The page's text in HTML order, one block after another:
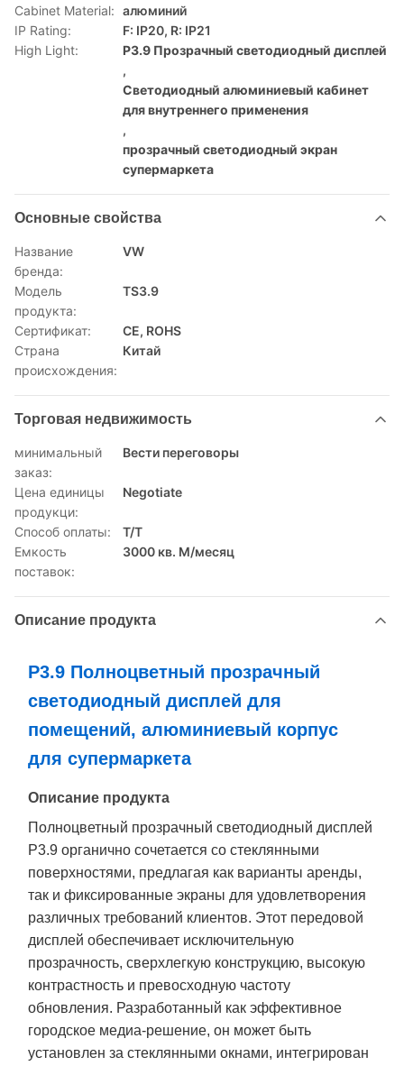
Cabinet Material: алюминий
IP Rating:
F: IP20, R: IP21
High Light:
P3.9 Прозрачный светодиодный дисплей
,
Светодиодный алюминиевый кабинет
для внутреннего применения
,
прозрачный светодиодный экран
супермаркета
Основные свойства
Название
бренда:
VW
Модель
продукта:
TS3.9
Сертификат:
CE, ROHS
Страна
происхождения:
Китай
Торговая недвижимость
минимальный
заказ:
Вести переговоры
Цена единицы
продукци:
Negotiate
Способ оплаты:
Т/Т
Емкость
поставок:
3000 кв. М/месяц
Описание продукта
P3.9 Полноцветный прозрачный
светодиодный дисплей для
помещений, алюминиевый корпус
для супермаркета
Описание продукта
Полноцветный прозрачный светодиодный дисплей
P3.9 органично сочетается со стеклянными
поверхностями, предлагая как варианты аренды,
так и фиксированные экраны для удовлетворения
различных требований клиентов. Этот передовой
дисплей обеспечивает исключительную
прозрачность, сверхлегкую конструкцию, высокую
контрастность и превосходную частоту
обновления. Разработанный как эффективное
городское медиа-решение, он может быть
установлен за стеклянными окнами, интегрирован